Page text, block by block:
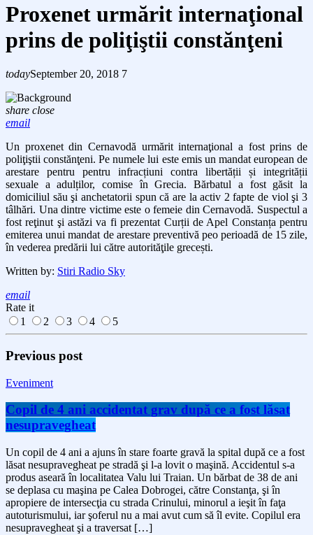
Proxenet urmărit internaţional
prins de poliţiştii constănţeni
todaySeptember 20, 2018 7
share close
email
Un proxenet din Cernavodă urmărit internaţional a fost prins de
poliţiştii constănţeni. Pe numele lui este emis un mandat european de
arestare pentru pentru infracțiuni contra libertății și integrității
sexuale a adulților, comise în Grecia. Bărbatul a fost găsit la
domiciliul său şi anchetatorii spun că are la activ 2 fapte de viol şi 3
tâlhări. Una dintre victime este o femeie din Cernavodă. Suspectul a
fost reţinut şi astăzi va fi prezentat Curții de Apel Constanța pentru
emiterea unui mandat de arestare preventivă peo perioadă de 15 zile,
în vederea predării lui către autorităţile grecești.
Written by: Stiri Radio Sky
email
Rate it
1
2 3 4 5
Previous post
Eveniment
Copil de 4 ani accidentat grav după ce a fost lăsat
nesupravegheat
Un copil de 4 ani a ajuns în stare foarte gravă la spital după ce a fost
lăsat nesupravegheat pe stradă şi l-a lovit o maşină. Accidentul s-a
produs aseară în localitatea Valu lui Traian. Un bărbat de 38 de ani
se deplasa cu maşina pe Calea Dobrogei, către Constanţa, şi în
apropiere de intersecţia cu strada Crinului, minorul a ieşit în faţa
autoturismului, iar şoferul nu a mai avut cum să îl evite. Copilul era
nesupravegheat şi a traversat […]